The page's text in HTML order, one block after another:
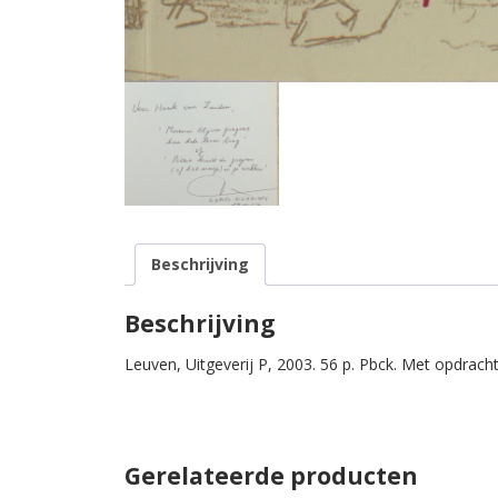
Beschrijving
Beschrijving
Leuven, Uitgeverij P, 2003. 56 p. Pbck. Met opdracht
Gerelateerde producten